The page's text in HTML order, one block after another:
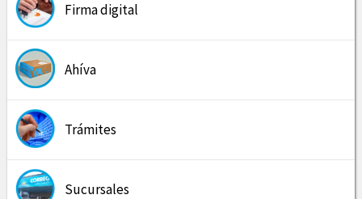
Firma digital
Ahíva
Trámites
Sucursales